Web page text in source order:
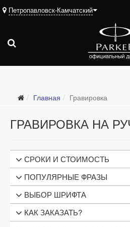
Петропавловск-Камчатский
Главная Гравировка
ГРАВИРОВКА НА
СРОКИ И СТОИМОСТЬ
Тип гравировки
1 строка текста
2 строки текста
ПОПУЛЯРНЫЕ ФРАЗЫ
ВЫБОР ШРИФТА
КАК ЗАКАЗАТЬ?